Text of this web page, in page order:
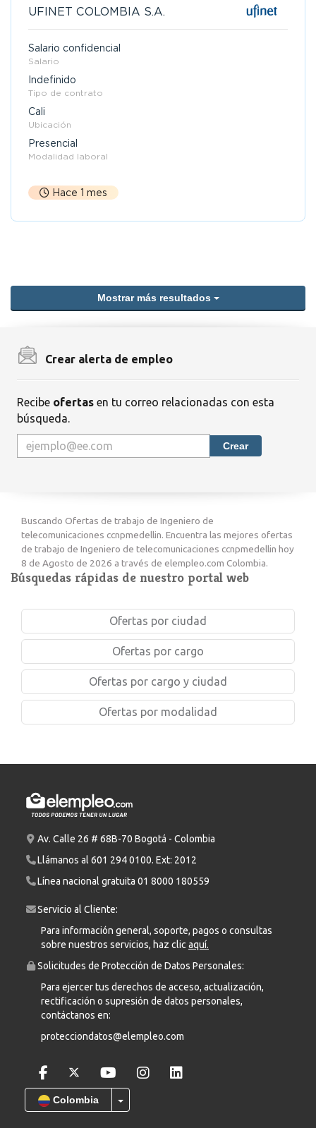
UFINET COLOMBIA S.A.
Salario confidencial
Salario
Indefinido
Tipo de contrato
Cali
Ubicación
Presencial
Modalidad laboral
Hace 1 mes
Mostrar más resultados
Crear alerta de empleo
Recibe ofertas en tu correo relacionadas con esta
búsqueda.
Crear
Buscando Ofertas de trabajo de Ingeniero de
telecomunicaciones ccnpmedellin. Encuentra las mejores ofertas
de trabajo de Ingeniero de telecomunicaciones ccnpmedellin hoy
8 de Agosto de 2026 a través de elempleo.com Colombia.
Búsquedas rápidas de nuestro portal web
Ofertas por ciudad
Ofertas por cargo
Ofertas por cargo y ciudad
Ofertas por modalidad
Av. Calle 26 # 68B-70 Bogotá - Colombia
Llámanos al 601 294 0100. Ext: 2012
Línea nacional gratuita 01 8000 180559
Servicio al Cliente:
Para información general, soporte, pagos o consultas
sobre nuestros servicios, haz clicaquí.
Solicitudes de Protección de Datos Personales:
Para ejercer tus derechos de acceso, actualización,
rectificación o supresión de datos personales,
contáctanos en:
protecciondatos@elempleo.com
Colombia